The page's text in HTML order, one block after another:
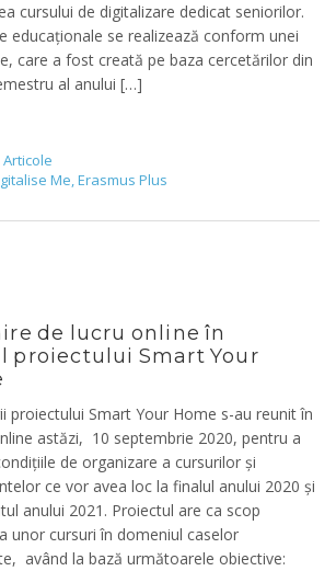
cursului de digitalizare dedicat seniorilor.
educaționale se realizează conform unei
care a fost creată pe baza cercetărilor din
al anului […]
Articole
Me,Erasmus Plus
de lucru online în
proiectului Smart Your
proiectului Smart Your Home s-au reunit în
astăzi, 10 septembrie 2020, pentru a
de organizare a cursurilor și
ce vor avea loc la finalul anului 2020 și
anului 2021. Proiectul are ca scop
unor cursuri în domeniul caselor
având la bază următoarele obiective: